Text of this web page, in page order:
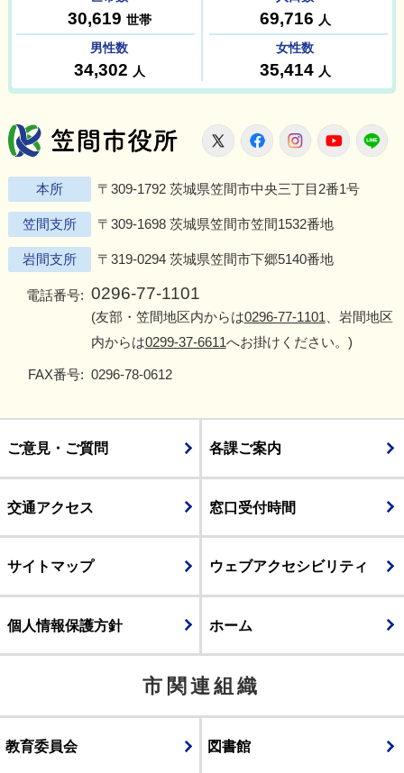
笠間市役所
X FacebookInstagram
本所 〒309-1792 茨城県笠間市中央三丁目2番1号
笠間支所 〒309-1698 茨城県笠間市笠間1532番地
岩間支所 〒319-0294 茨城県笠間市下郷5140番地
電話番号: 0296-77-1101
(友部・笠間地区内からは0296-77-1101 、岩間地区
内からは0299-37-6611へお掛けください。)
FAX番号: 0296-78-0612
ご意見・ご質問 各課ご案内
交通アクセス 窓口受付時間
サイトマップ ウェブアクセシビリティ
個人情報保護方針 ホーム
市関連組織
教育委員会 図書館